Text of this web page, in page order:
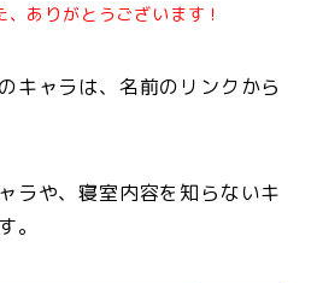
ありがとうございます！
キャラは、名前のリンクから
ラや、寝室内容を知らないキ
。